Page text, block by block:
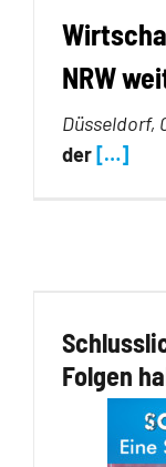
NRW
Düsseldorf,
der […]
Folgen